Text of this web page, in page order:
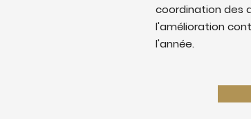
coordination des
l'amélioration
l'année.